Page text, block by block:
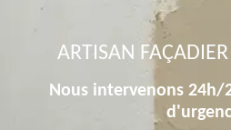
ARTISAN
Nous intervenons 24h/